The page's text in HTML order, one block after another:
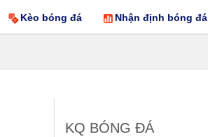
Kèo bóng đá Nhận định bóng đá
KQ BÓNG ĐÁ